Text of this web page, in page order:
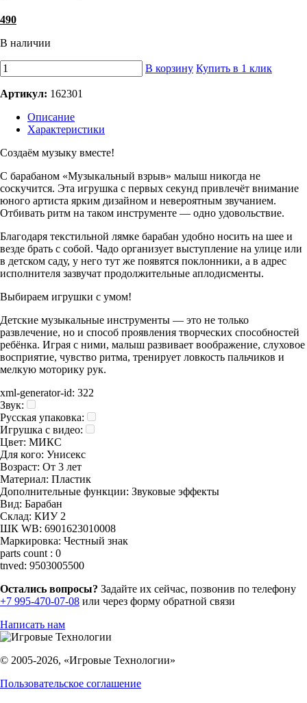
490
В наличии
В корзину Купить в 1 клик
Артикул: 162301
Описание
Характеристики
Создаём музыку вместе!
С барабаном «Музыкальный взрыв» малыш никогда не
соскучится. Эта игрушка с первых секунд привлечёт внимание
юного артиста ярким дизайном и невероятным звучанием.
Отбивать ритм на таком инструменте — одно удовольствие.
Благодаря текстильной лямке барабан удобно носить на шее и
везде брать с собой. Чадо организует выступление на улице или
в детском саду, у него тут же появятся поклонники, а в адрес
исполнителя зазвучат продолжительные аплодисменты.
Выбираем игрушки с умом!
Детские музыкальные инструменты — это не только
развлечение, но и способ проявления творческих способностей
ребёнка. Играя с ними, малыш развивает воображение, слуховое
восприятие, чувство ритма, тренирует ловкость пальчиков и
мелкую моторику рук.
xml-generator-id: 322
Звук:
Русская упаковка:
Игрушка с видео:
Цвет: МИКС
Для кого: Унисекс
Возраст: От 3 лет
Материал: Пластик
Дополнительные функции: Звуковые эффекты
Вид: Барабан
Склад: КИУ 2
ШК WB: 6901623010008
Маркировка: Честный знак
parts count : 0
tnved: 9503005500
Остались вопросы? Задайте их сейчас, позвонив по телефону
+7 995-470-07-08 или через форму обратной связи
Написать нам
© 2005-2026, «Игровые Технологии»
Пользовательское соглашение